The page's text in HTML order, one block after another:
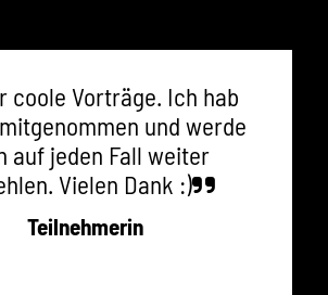
coole Vorträge. Ich hab
und werde
auf jeden Fall weiter
Vielen Dank :)
Teilnehmerin